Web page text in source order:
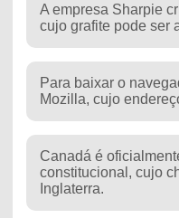
A empresa Sharpie
cujo grafite pode ser
Para baixar o
Mozilla, cujo
Canadá é
constitucional, cujo
Inglaterra.